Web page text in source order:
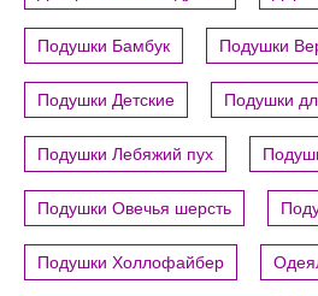
Подушки Бамбук Подушки
Подушки Детские Подушки
Подушки Лебяжий пух
Подушки Овечья шерсть
Подушки Холлофайбер